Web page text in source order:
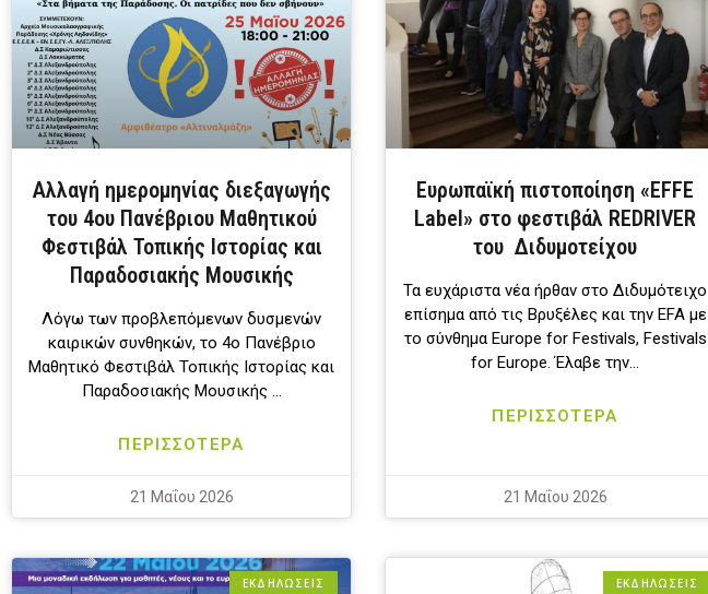
Αλλαγή ημερομηνίας διεξαγωγής
του 4ου Πανέβριου Μαθητικού
Φεστιβάλ Τοπικής Ιστορίας και
Παραδοσιακής Μουσικής
Λόγω των προβλεπόμενων δυσμενών
καιρικών συνθηκών, το 4ο Πανέβριο
Μαθητικό Φεστιβάλ Τοπικής Ιστορίας και
Παραδοσιακής Μουσικής …
ΠΕΡΙΣΣΟΤΕΡΑ
21 Μαΐου 2026
Ευρωπαϊκή πιστοποίηση «EFFE
Label» στο φεστιβάλ REDRIVER
του Διδυμοτείχου
Τα ευχάριστα νέα ήρθαν στο Διδυμότειχο
επίσημα από τις Βρυξέλες και την EFA με
το σύνθημα Europe for Festivals, Festivals
for Europe. Έλαβε την…
ΠΕΡΙΣΣΟΤΕΡΑ
21 Μαΐου 2026
ΕΚΔΗΛΩΣΕΙΣ ΕΚΔΗΛΩΣΕΙΣ